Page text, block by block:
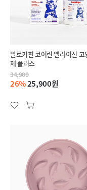
알로키친 코어린 엘라이신 고
제 플러스
34,900
26%25,900원